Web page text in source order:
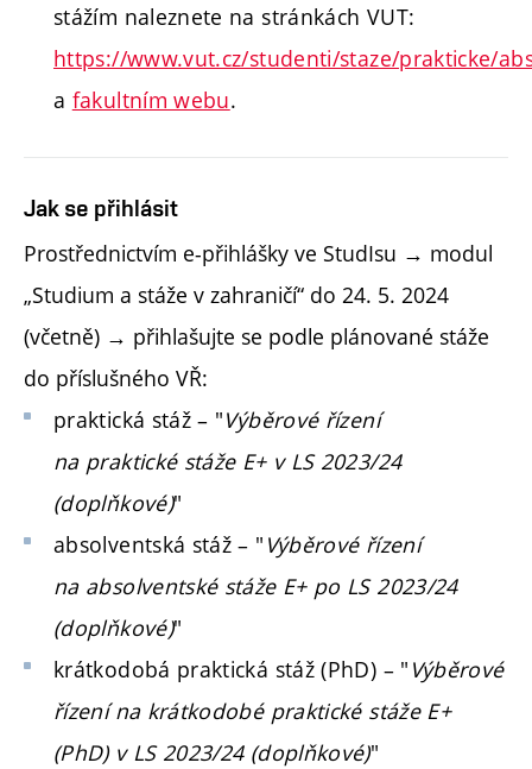
stážím naleznete na stránkách VUT:
https://www.vut.cz/studenti/staze/prakticke/
a fakultním webu.
Jak se přihlásit
Prostřednictvím e-přihlášky ve StudIsu → modul
„Studium a stáže v zahraničí“ do 24. 5. 2024
(včetně) → přihlašujte se podle plánované stáže
do příslušného VŘ:
praktická stáž – "Výběrové řízení
na praktické stáže E+ v LS 2023/24
(doplňkové)"
absolventská stáž – " Výběrové řízení
na absolventské stáže E+ po LS 2023/24
(doplňkové)"
krátkodobá praktická stáž (PhD) – " Výběrové
řízení na krátkodobé praktické stáže E+
(PhD) v LS 2023/24 (doplňkové)"